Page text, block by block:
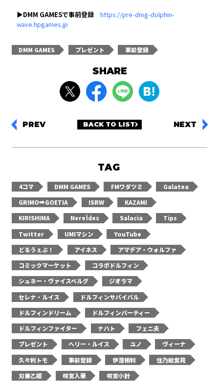
▶DMM GAMESで事前登録 https://pre-dmg-dolphin-
wave.hpgames.jp
DMM GAMES プレゼント 事前登録
SHARE
PREV BACK TO LIST NEXT
TAG
4コマ DMM GAMES FMワダツミ
Galatea
GRIMO➡GOETIA
ISRW
KAZAMI
KIRISHIMA
NereÏdes Salacia
Tips
Twitter
UMIマシン
YouTube
どるうぇぶ！
アイネス
アマデア・ウォルファ
コミックマーケット
コラボドルフィン
シュネー・ヴァイスベルグ
ジオラマ
セレナ・ルイス
ドルフィンサバイバル
ドルフィンドリーム
ドルフィンパーティー
ドルフィンファイター
ナハト
フェニ夫
プレゼント
ヘリー・ルイス ユノ
ヴィーナ
久々利トモ
事前登録 伊澄桐利
住乃絵紫苑
刃兼乙姫
咲宮入華
咲宮小針